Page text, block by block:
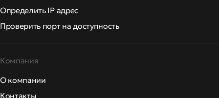
Определить IP адрес
Проверить порт на доступность
Компания
О компании
Контакты